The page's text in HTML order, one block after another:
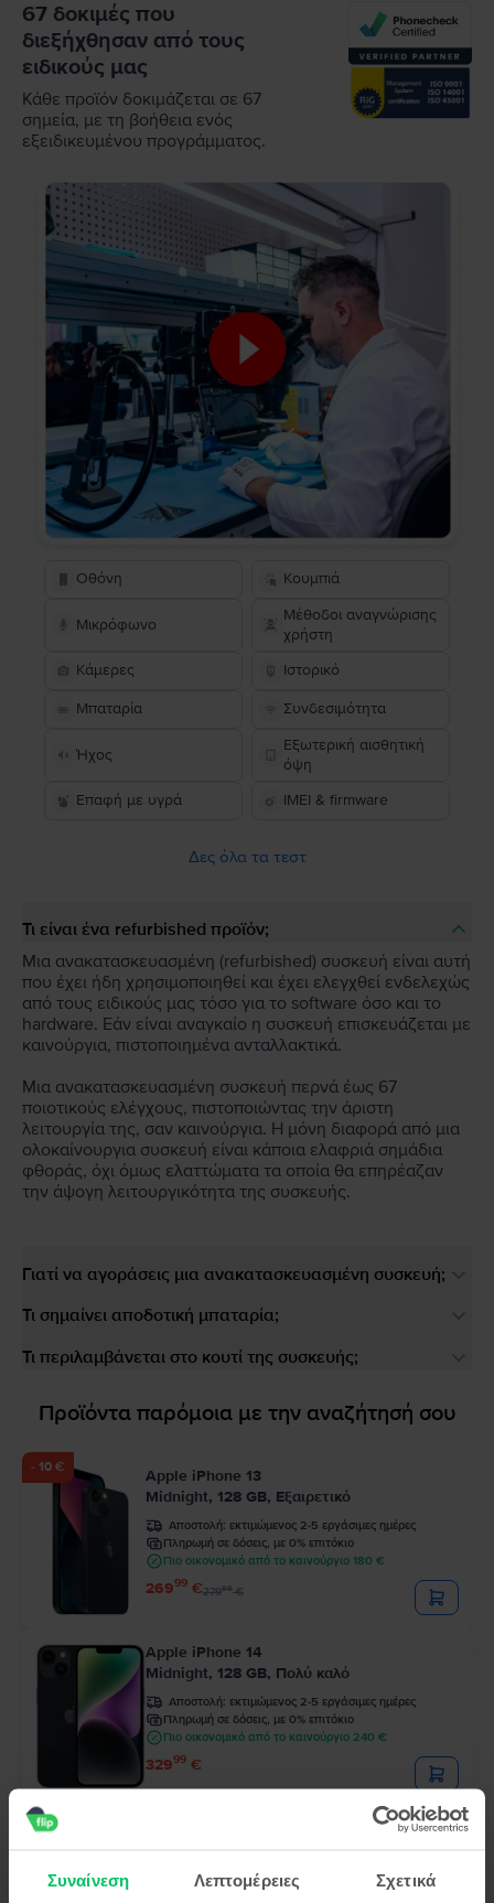
Συναίνεση Λεπτομέρειες Σχετικά
67 δοκιμές που
διεξήχθησαν από τους
ειδικούς μας
Κάθε προϊόν δοκιμάζεται σε 67
σημεία, με τη βοήθεια ενός
εξειδικευμένου προγράμματος.
Οθόνη Κουμπιά
Μικρόφωνο
Μέθοδοι αναγνώρισης
χρήστη
Κάμερες
Ιστορικό
Μπαταρία Συνδεσιμότητα
Ήχος
Εξωτερική αισθητική
όψη
Επαφή με υγρά
IMEI & firmware
Δες όλα τα τεστ
Τι είναι ένα refurbished προϊόν;
Μια ανακατασκευασμένη (refurbished) συσκευή είναι αυτή
που έχει ήδη χρησιμοποιηθεί και έχει ελεγχθεί ενδελεχώς
από τους ειδικούς μας τόσο για το software όσο και το
hardware. Εάν είναι αναγκαίο η συσκευή επισκευάζεται με
καινούργια, πιστοποιημένα ανταλλακτικά.
Μια ανακατασκευασμένη συσκευή περνά έως 67
ποιοτικούς ελέγχους, πιστοποιώντας την άριστη
λειτουργία της, σαν καινούργια. Η μόνη διαφορά από μια
ολοκαίνουργια συσκευή είναι κάποια ελαφριά σημάδια
φθοράς, όχι όμως ελαττώματα τα οποία θα επηρέαζαν
την άψογη λειτουργικότητα της συσκευής.
Γιατί να αγοράσεις μια ανακατασκευασμένη συσκευή;
Τι σημαίνει αποδοτική μπαταρία;
Τι περιλαμβάνεται στο κουτί της συσκευής;
Προϊόντα παρόμοια με την αναζήτησή σου
- 10 €
Apple iPhone 13
Midnight, 128 GB, Εξαιρετικό
Αποστολή: εκτιμώμενος 2-5 εργάσιμες ημέρες
Πληρωμή σε δόσεις, με 0% επιτόκιο
Πιο οικονομικό από το καινούργιο 180 €
26999 €27999€
Apple iPhone 14
Midnight, 128 GB, Πολύ καλό
Αποστολή: εκτιμώμενος 2-5 εργάσιμες ημέρες
Πληρωμή σε δόσεις, με 0% επιτόκιο
Πιο οικονομικό από το καινούργιο 240 €
32999 €
- 10 €
Αποστολή: εκτιμώμενος 2-5 εργάσιμες ημέρες